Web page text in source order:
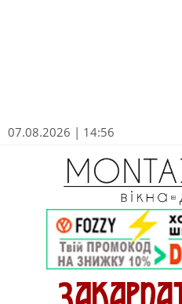
07.08.2026 | 14:56